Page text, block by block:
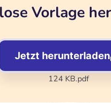
Vorlage
Jetzt herunterladen
124 KB.pdf